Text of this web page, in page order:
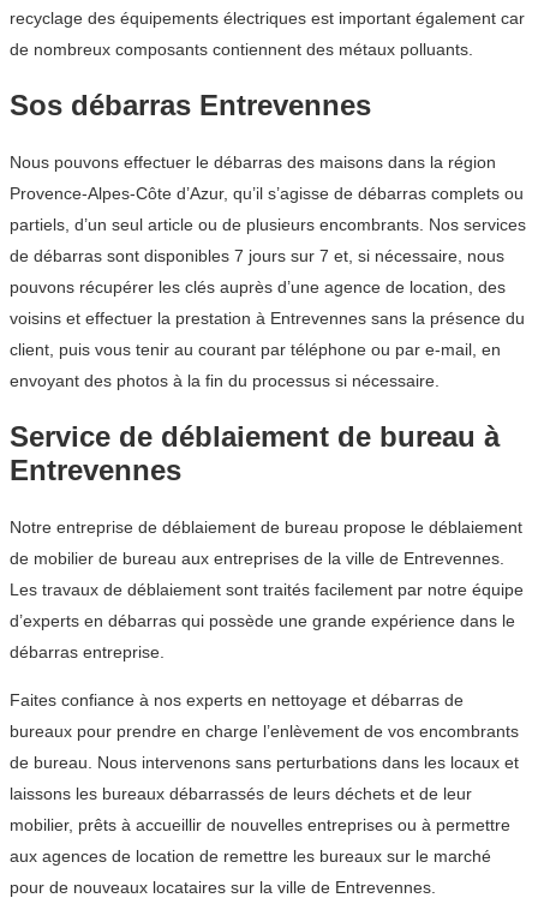
recyclage des équipements électriques est important également car
de nombreux composants contiennent des métaux polluants.
Sos débarras Entrevennes
Nous pouvons effectuer le débarras des maisons dans la région
Provence-Alpes-Côte d’Azur, qu’il s’agisse de débarras complets ou
partiels, d’un seul article ou de plusieurs encombrants. Nos services
de débarras sont disponibles 7 jours sur 7 et, si nécessaire, nous
pouvons récupérer les clés auprès d’une agence de location, des
voisins et effectuer la prestation à Entrevennes sans la présence du
client, puis vous tenir au courant par téléphone ou par e-mail, en
envoyant des photos à la fin du processus si nécessaire.
Service de déblaiement de bureau à
Entrevennes
Notre entreprise de déblaiement de bureau propose le déblaiement
de mobilier de bureau aux entreprises de la ville de Entrevennes.
Les travaux de déblaiement sont traités facilement par notre équipe
d’experts en débarras qui possède une grande expérience dans le
débarras entreprise.
Faites confiance à nos experts en nettoyage et débarras de
bureaux pour prendre en charge l’enlèvement de vos encombrants
de bureau. Nous intervenons sans perturbations dans les locaux et
laissons les bureaux débarrassés de leurs déchets et de leur
mobilier, prêts à accueillir de nouvelles entreprises ou à permettre
aux agences de location de remettre les bureaux sur le marché
pour de nouveaux locataires sur la ville de Entrevennes.